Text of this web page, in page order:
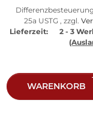
25a USTG , zzgl.
Lieferzeit:
2 - 3
WARENKORB